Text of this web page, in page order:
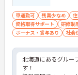
車通勤可 残業少なめ
資格取得サポート
研修制
ボーナス・賞与あり
社会
北海道にあるグルー
す！